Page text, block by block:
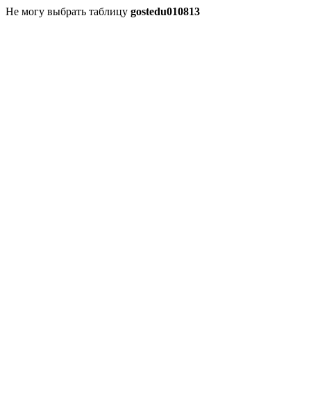
Не могу выбрать таблицу gostedu010813